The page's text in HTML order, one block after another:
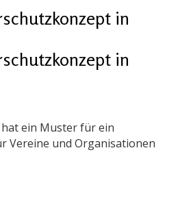
in
in
ein Muster für ein
Vereine und Organisationen